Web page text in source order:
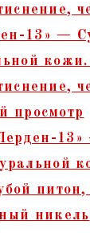
просмотр